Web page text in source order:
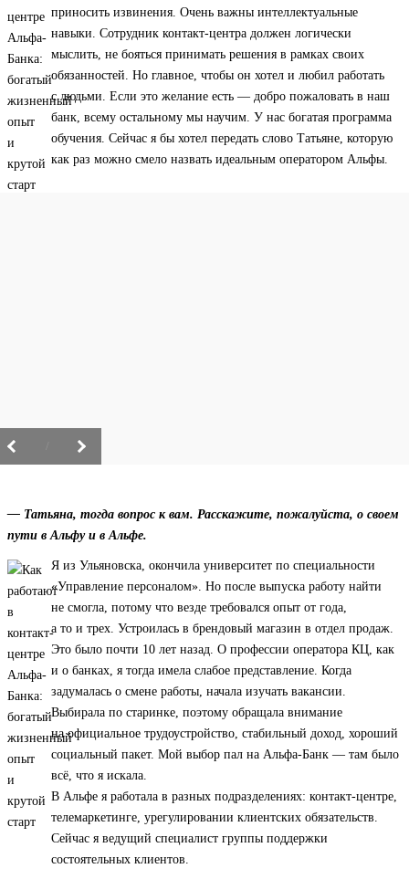
приносить извинения. Очень важны интеллектуальные
навыки. Сотрудник контакт-центра должен логически
мыслить, не бояться принимать решения в рамках своих
обязанностей. Но главное, чтобы он хотел и любил работать
с людьми. Если это желание есть — добро пожаловать в наш
банк, всему остальному мы научим. У нас богатая программа
обучения. Сейчас я бы хотел передать слово Татьяне, которую
как раз можно смело назвать идеальным оператором Альфы.
— Татьяна, тогда вопрос к вам. Расскажите, пожалуйста, о своем
пути в Альфу и в Альфе.
Я из Ульяновска, окончила университет по специальности
«Управление персоналом». Но после выпуска работу найти
не смогла, потому что везде требовался опыт от года,
а то и трех. Устроилась в брендовый магазин в отдел продаж.
Это было почти 10 лет назад. О профессии оператора КЦ, как
и о банках, я тогда имела слабое представление. Когда
задумалась о смене работы, начала изучать вакансии.
Выбирала по старинке, поэтому обращала внимание
на официальное трудоустройство, стабильный доход, хороший
социальный пакет. Мой выбор пал на Альфа-Банк — там было
всё, что я искала.
В Альфе я работала в разных подразделениях: контакт-центре,
телемаркетинге, урегулировании клиентских обязательств.
Сейчас я ведущий специалист группы поддержки
состоятельных клиентов.